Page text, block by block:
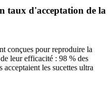
taux d'acceptation de la
conçues pour reproduire la
leur efficacité : 98 % des
acceptaient les sucettes ultra